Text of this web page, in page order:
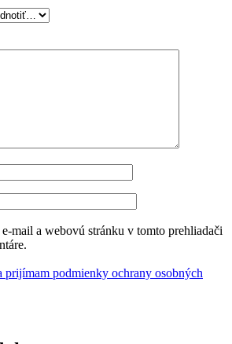
mail a webovú stránku v tomto prehliadači
prijímam podmienky ochrany osobných